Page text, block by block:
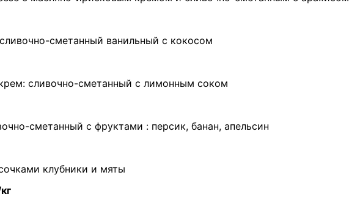
сметанный ванильный с кокосом
сливочно-сметанный с лимонным соком
сметанный с фруктами : персик, банан, апельсин
клубники и мяты